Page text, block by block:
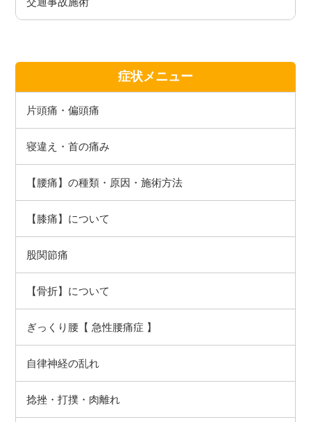
症状メニュー
片頭痛・偏頭痛
寝違え・首の痛み
【腰痛】の種類・原因・施術方法
【膝痛】について
股関節痛
【骨折】について
ぎっくり腰【 急性腰痛症 】
自律神経の乱れ